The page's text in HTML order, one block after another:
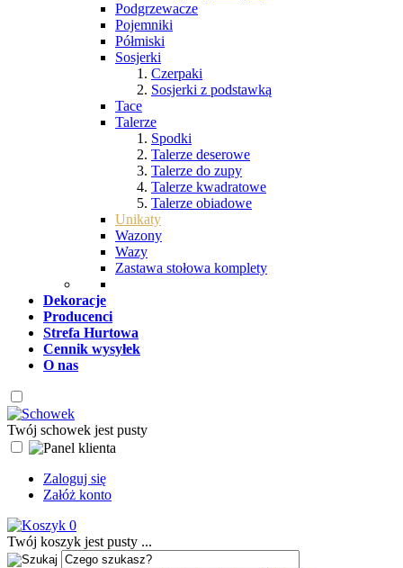
Podgrzewacze
Pojemniki
Półmiski
Sosjerki
Czerpaki
Sosjerki z podstawką
Tace
Talerze
Spodki
Talerze deserowe
Talerze do zupy
Talerze kwadratowe
Talerze obiadowe
Unikaty
Wazony
Wazy
Zastawa stołowa komplety
Dekoracje
Producenci
Strefa Hurtowa
Cennik wysyłek
O nas
Twój schowek jest pusty
Zaloguj się
Załóż konto
0
Twój koszyk jest pusty ...